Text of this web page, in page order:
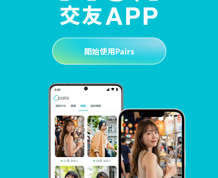
開始使用Pairs